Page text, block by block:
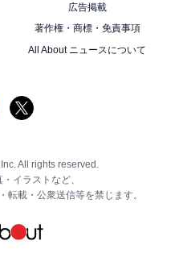
広告掲載
著作権・商標・免責事項
All About ニュースについて
All rights reserved.
イラストなど、
転載・公衆送信等を禁じます。